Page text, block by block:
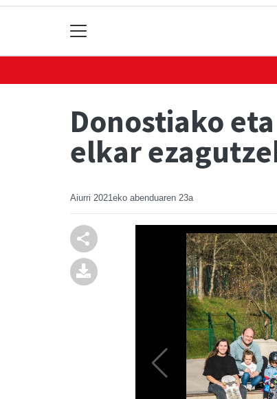
Donostiako
elkar
Aiurri 2021eko abenduaren 23a